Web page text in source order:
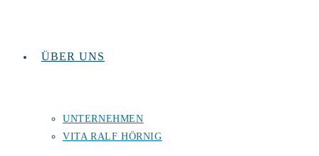
ÜBER UNS
UNTERNEHMEN
VITA RALF HÖRNIG